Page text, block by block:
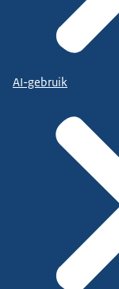
AI-gebruik